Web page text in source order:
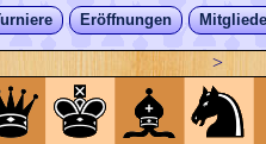
Eröffnungen
>